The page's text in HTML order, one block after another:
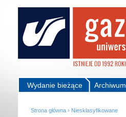
Archiwum
Wydanie bieżące
Strona główna › Niesklasyfikowane